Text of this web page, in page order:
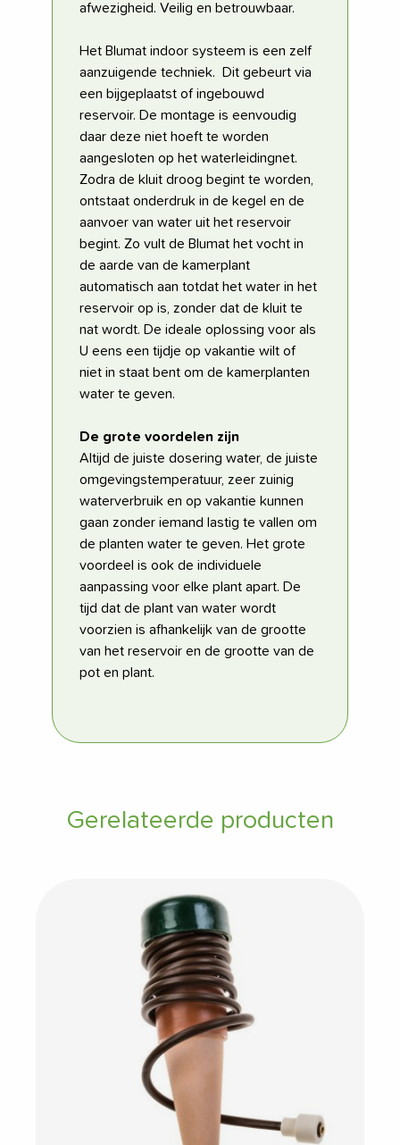
afwezigheid. Veilig en betrouwbaar.
Het Blumat indoor systeem is een zelf
aanzuigende techniek. Dit gebeurt via
een bijgeplaatst of ingebouwd
reservoir. De montage is eenvoudig
daar deze niet hoeft te worden
aangesloten op het waterleidingnet.
Zodra de kluit droog begint te worden,
ontstaat onderdruk in de kegel en de
aanvoer van water uit het reservoir
begint. Zo vult de Blumat het vocht in
de aarde van de kamerplant
automatisch aan totdat het water in het
reservoir op is, zonder dat de kluit te
nat wordt. De ideale oplossing voor als
U eens een tijdje op vakantie wilt of
niet in staat bent om de kamerplanten
water te geven.
De grote voordelen zijn
Altijd de juiste dosering water, de juiste
omgevingstemperatuur, zeer zuinig
waterverbruik en op vakantie kunnen
gaan zonder iemand lastig te vallen om
de planten water te geven. Het grote
voordeel is ook de individuele
aanpassing voor elke plant apart. De
tijd dat de plant van water wordt
voorzien is afhankelijk van de grootte
van het reservoir en de grootte van de
pot en plant.
Gerelateerde producten